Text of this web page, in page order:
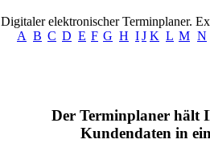
Digitaler elektronischer Terminplaner.
A B C D E F G H IJ K L M N
Der Terminplaner hält
Kundendaten in